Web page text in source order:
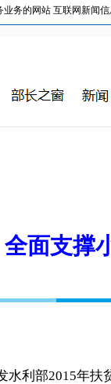
务的网站 互联网新闻信
面支撑
利部2015年扶